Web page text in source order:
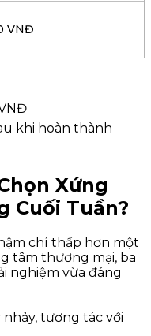
VNĐ
khi hoàn thành
Xứng
Cuối Tuần?
chí thấp hơn một
tâm thương mại, ba
nghiệm vừa đáng
tương tác với